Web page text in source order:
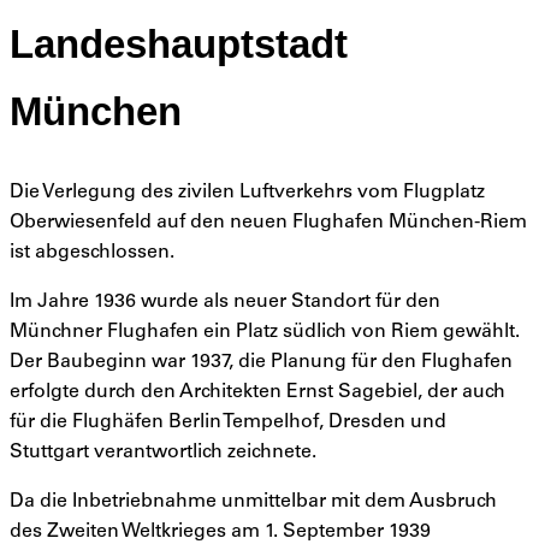
Landeshauptstadt
München
Die Verlegung des zivilen Luftverkehrs vom Flugplatz
Oberwiesenfeld auf den neuen Flughafen München-Riem
ist abgeschlossen.
Im Jahre 1936 wurde als neuer Standort für den
Münchner Flughafen ein Platz südlich von Riem gewählt.
Der Baubeginn war 1937, die Planung für den Flughafen
erfolgte durch den Architekten Ernst Sagebiel, der auch
für die Flughäfen Berlin Tempelhof, Dresden und
Stuttgart verantwortlich zeichnete.
Da die Inbetriebnahme unmittelbar mit dem Ausbruch
des Zweiten Weltkrieges am 1. September 1939